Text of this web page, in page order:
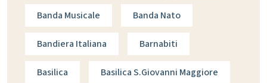
Banda Musicale Banda Nato
Bandiera Italiana Barnabiti
Basilica Basilica S.giovanni Maggiore